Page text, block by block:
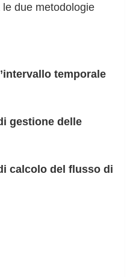
due metodologie
temporale
gestione delle
calcolo del flusso di